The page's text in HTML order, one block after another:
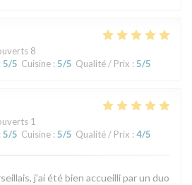
8
5/5 Cuisine : 5/5 Qualité / Prix : 5/5
1
5/5 Cuisine : 5/5 Qualité / Prix : 4/5
j’ai été bien accueilli par un duo